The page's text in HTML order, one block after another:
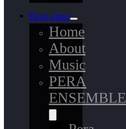
Page open
Home
About
Music
PERA
ENSEMBLE